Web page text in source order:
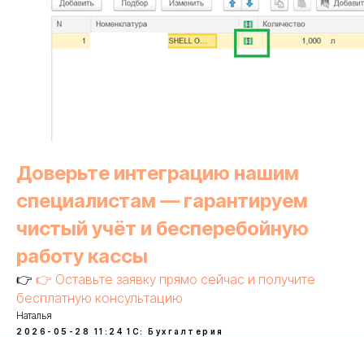
Доверьте интеграцию нашим
специалистам — гарантируем
чистый учёт и бесперебойную
работу кассы
👉 👉 Оставьте заявку прямо сейчас и получите
бесплатную консультацию
Наталья
2026-05-28 11:24 1С: Бухгалтерия